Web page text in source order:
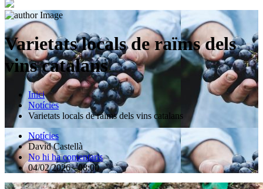
Varietats locals de raïms dels
vins catalans
Inici
Notícies
Varietats locals de raïms dels vins catalans
Notícies
David Castellà
No hi ha comentaris
04/02/2026 - 08:00